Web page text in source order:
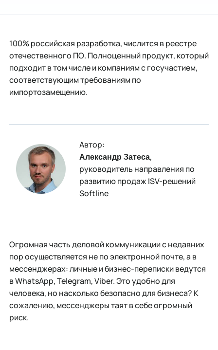
100% российская разработка, числится в реестре
отечественного ПО. Полноценный продукт, который
подходит в том числе и компаниям с госучастием,
соответствующим требованиям по
импортозамещению.
Автор:
Александр Затеса,
руководитель направления по
развитию продаж ISV-решений
Softline
Огромная часть деловой коммуникации с недавних
пор осуществляется не по электронной почте, а в
мессенджерах: личные и бизнес-переписки ведутся
в WhatsApp, Telegram, Viber. Это удобно для
человека, но насколько безопасно для бизнеса? К
сожалению, мессенджеры таят в себе огромный
риск.